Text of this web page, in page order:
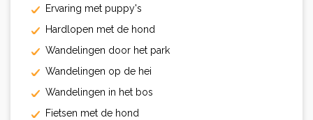
Ervaring met puppy's
Hardlopen met de hond
Wandelingen door het park
Wandelingen op de hei
Wandelingen in het bos
Fietsen met de hond